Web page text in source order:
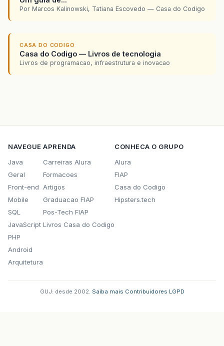
Por Marcos Kalinowski, Tatiana Escovedo — Casa do Codigo
CASA DO CODIGO
Casa do Codigo — Livros de tecnologia
Livros de programacao, infraestrutura e inovacao
NAVEGUE
Java
Geral
Front-end
Mobile
SQL
JavaScript
PHP
Android
Arquitetura
APRENDA
Carreiras Alura
Formacoes
Artigos
Graduacao FIAP
Pos-Tech FIAP
Livros Casa do Codigo
CONHECA O GRUPO
Alura
FIAP
Casa do Codigo
Hipsters.tech
GUJ: desde 2002. Saiba mais Contribuidores LGPD